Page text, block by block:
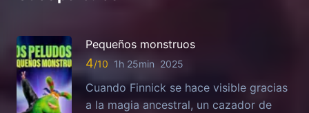
Pequeños monstruos
4 1h 25min 2025
Cuando Finnick se hace visible gracias
a la magia ancestral, un cazador de